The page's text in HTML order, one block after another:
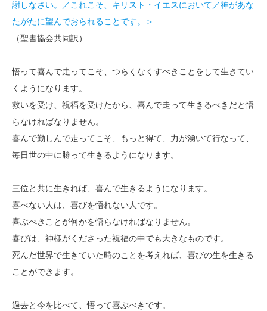
謝しなさい。／これこそ、キリスト・イエスにおいて／神があな
たがたに望んでおられることです。＞
（聖書協会共同訳）
悟って喜んで走ってこそ、つらくなくすべきことをして生きてい
くようになります。
救いを受け、祝福を受けたから、喜んで走って生きるべきだと悟
らなければなりません。
喜んで勤しんで走ってこそ、もっと得て、力が湧いて行なって、
毎日世の中に勝って生きるようになります。
三位と共に生きれば、喜んで生きるようになります。
喜べない人は、喜びを悟れない人です。
喜ぶべきことが何かを悟らなければなりません。
喜びは、神様がくださった祝福の中でも大きなものです。
死んだ世界で生きていた時のことを考えれば、喜びの生を生きる
ことができます。
過去と今を比べて、悟って喜ぶべきです。